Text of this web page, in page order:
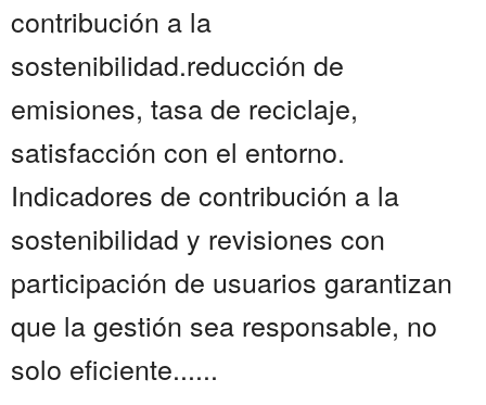
contribución a la
sostenibilidad.reducción de
emisiones, tasa de reciclaje,
satisfacción con el entorno.
Indicadores de contribución a la
sostenibilidad y revisiones con
participación de usuarios garantizan
que la gestión sea responsable, no
solo eficiente......